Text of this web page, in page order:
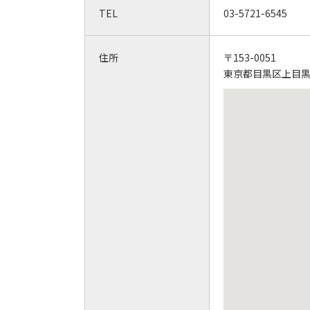
TEL 03-5721-6545
住所
〒153-0051
東京都目黒区上目